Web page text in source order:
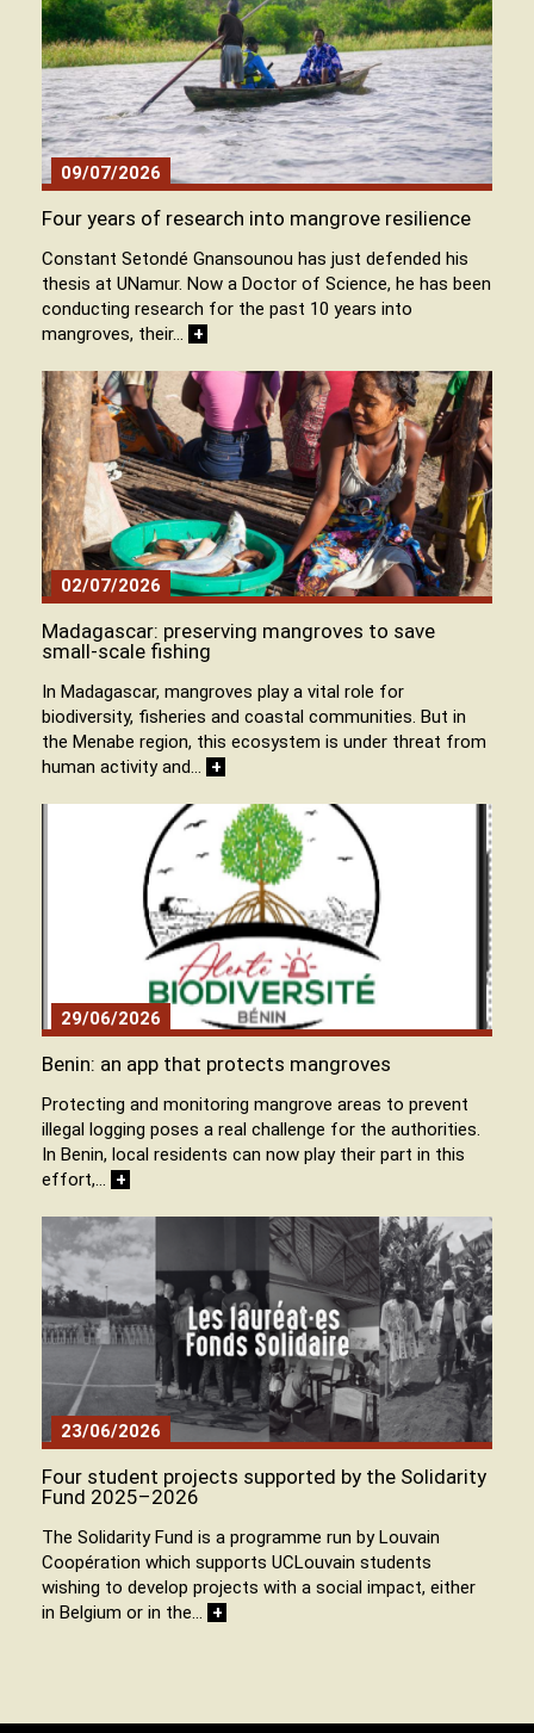
09/07/2026
Four years of research into mangrove resilience
Constant Setondé Gnansounou has just defended his
thesis at UNamur. Now a Doctor of Science, he has been
conducting research for the past 10 years into
mangroves, their… +
02/07/2026
Madagascar: preserving mangroves to save
small-scale fishing
In Madagascar, mangroves play a vital role for
biodiversity, fisheries and coastal communities. But in
the Menabe region, this ecosystem is under threat from
human activity and… +
29/06/2026
Benin: an app that protects mangroves
Protecting and monitoring mangrove areas to prevent
illegal logging poses a real challenge for the authorities.
In Benin, local residents can now play their part in this
effort,… +
23/06/2026
Four student projects supported by the Solidarity
Fund 2025–2026
The Solidarity Fund is a programme run by Louvain
Coopération which supports UCLouvain students
wishing to develop projects with a social impact, either
in Belgium or in the… +